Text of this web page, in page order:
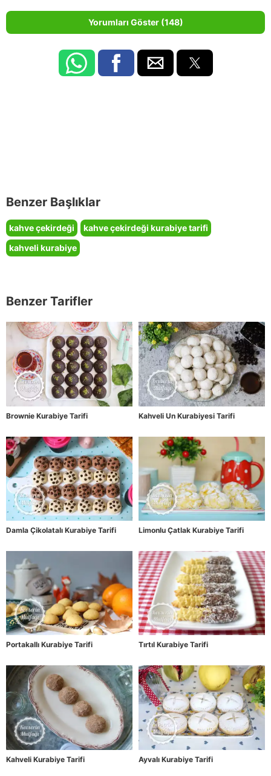
Yorumları Göster (148)
Benzer Başlıklar
kahve çekirdeği
kahve çekirdeği kurabiye tarifi
kahveli kurabiye
Benzer Tarifler
Brownie Kurabiye Tarifi Kahveli Un Kurabiyesi Tarifi
Damla Çikolatalı Kurabiye Tarifi Limonlu Çatlak Kurabiye Tarifi
Portakallı Kurabiye Tarifi Tırtıl Kurabiye Tarifi
Kahveli Kurabiye Tarifi Ayvalı Kurabiye Tarifi